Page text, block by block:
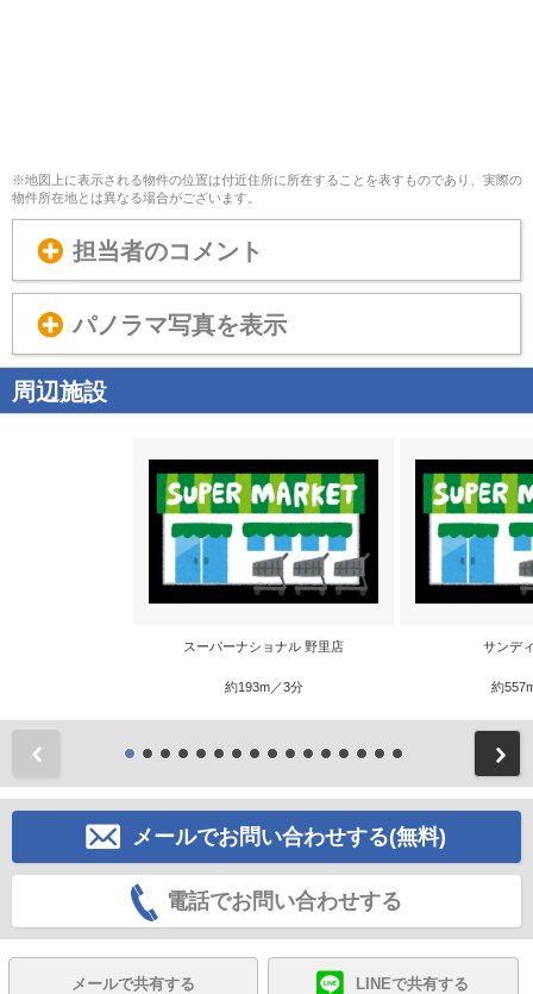
※地図上に表示される物件の位置は付近住所に所在することを表すものであり、実際の
物件所在地とは異なる場合がございます。
担当者のコメント
パノラマ写真を表示
周辺施設
スーパーナショナル 野里店
約193m／3分
サンデ
約
メールでお問い合わせする(無料)
電話でお問い合わせする
メールで共有する LINEで共有する